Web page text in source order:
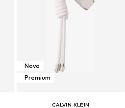
Novo
Premium
CALVIN KLEIN